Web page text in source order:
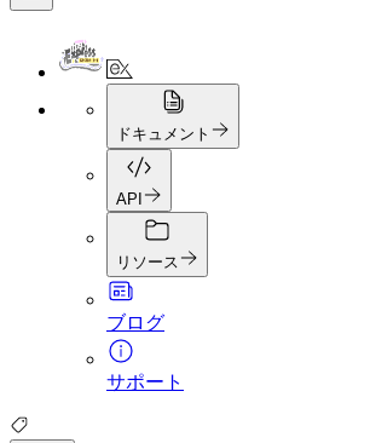
ドキュメント
API
リソース
ブログ
サポート